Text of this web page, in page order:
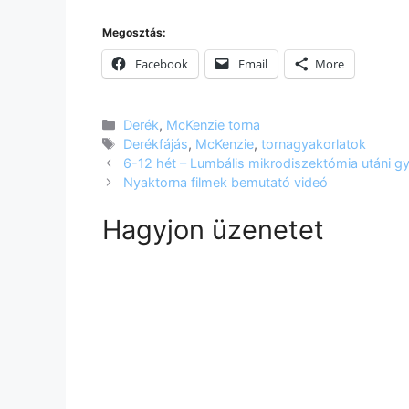
Megosztás:
Facebook Email More
Kategória
Derék, McKenzie torna
Címkék
Derékfájás, McKenzie,tornagyakorlatok
6-12 hét – Lumbális mikrodiszektómia utáni
Nyaktorna filmek bemutató videó
Hagyjon üzenetet